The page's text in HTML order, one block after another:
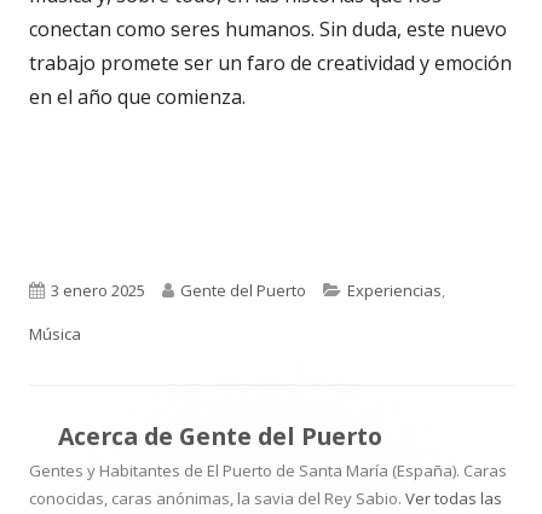
conectan como seres humanos. Sin duda, este nuevo
trabajo promete ser un faro de creatividad y emoción
en el año que comienza.
Publicado
el
3 enero 2025 Autor
Gente del Puerto Categorías
Experiencias,
Música
Acerca de Gente del Puerto
Gentes y Habitantes de El Puerto de Santa María (España). Caras
conocidas, caras anónimas, la savia del Rey Sabio. Ver todas las